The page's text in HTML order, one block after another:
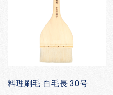
料理刷毛 白毛長 30号